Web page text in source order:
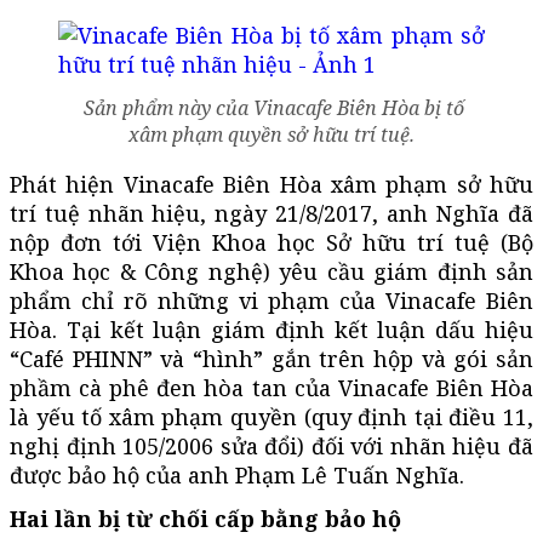
Sản phẩm này của Vinacafe Biên Hòa bị tố
xâm phạm quyền sở hữu trí tuệ.
Phát hiện Vinacafe Biên Hòa xâm phạm sở hữu
trí tuệ nhãn hiệu, ngày 21/8/2017, anh Nghĩa đã
nộp đơn tới Viện Khoa học Sở hữu trí tuệ (Bộ
Khoa học & Công nghệ) yêu cầu giám định sản
phẩm chỉ rõ những vi phạm của Vinacafe Biên
Hòa. Tại kết luận giám định kết luận dấu hiệu
“Café PHINN” và “hình” gắn trên hộp và gói sản
phầm cà phê đen hòa tan của Vinacafe Biên Hòa
là yếu tố xâm phạm quyền (quy định tại điều 11,
nghị định 105/2006 sửa đổi) đối với nhãn hiệu đã
được bảo hộ của anh Phạm Lê Tuấn Nghĩa.
Hai lần bị từ chối cấp bằng bảo hộ